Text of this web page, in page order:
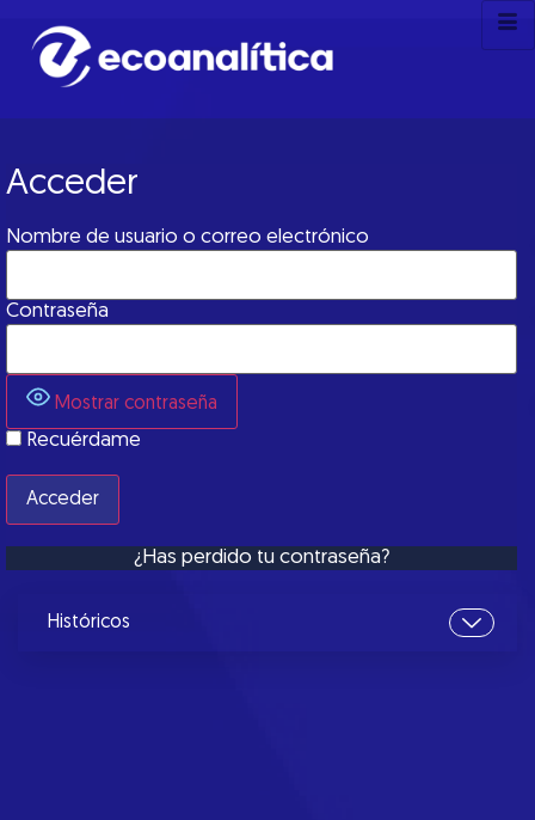
Acceder
Nombre de usuario o correo electrónico
Contraseña
Mostrar contraseña
Recuérdame
¿Has perdido tu contraseña?
Históricos